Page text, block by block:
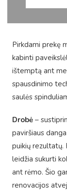
Pirkdami prekę
kabinti
ištemptą ant
spausdinimo
saulės
Drobė –
paviršiaus
puikių rezultatų.
leidžia sukurti
ant rėmo. Šio
renovacijos